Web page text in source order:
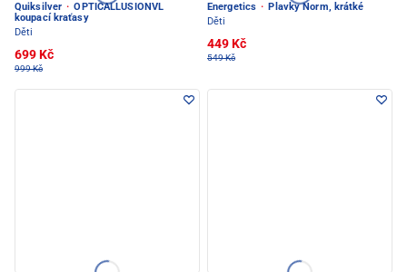
Quiksilver · OPTICALLUSIONVL
koupací kraťasy
Děti
699 Kč
999 Kč
Energetics · Plavky Norm, krátké
Děti
449 Kč
549 Kč